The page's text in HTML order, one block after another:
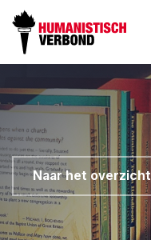
Naar het overzicht